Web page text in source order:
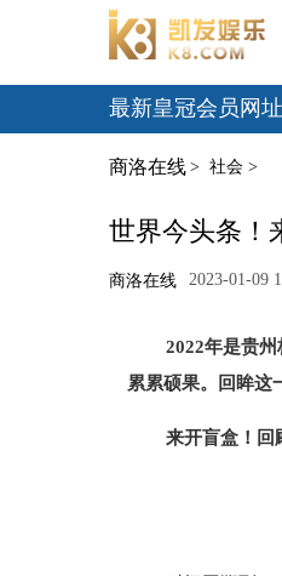
最新皇冠会员网
商洛在线 > 社会 >
世界今头条！
商洛在线 2023-01-09
2022年是贵
累累硕果。回眸这
来开盲盒！